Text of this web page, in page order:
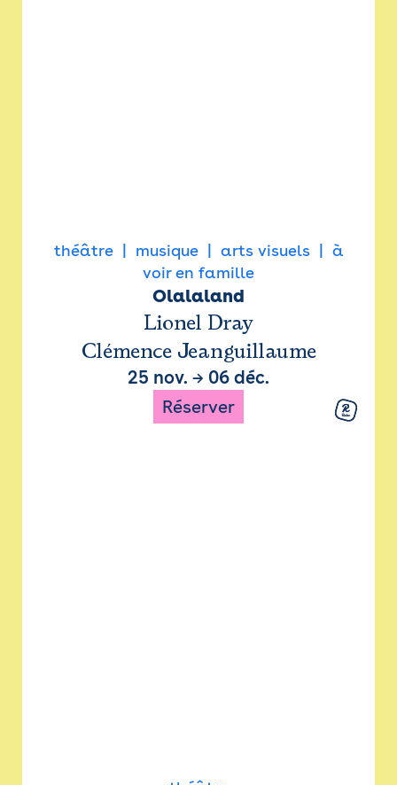
théâtre musique arts visuels
à
voir en famille
Olalaland
Lionel Dray
Clémence Jeanguillaume
25 nov. → 06 déc.
Réserver